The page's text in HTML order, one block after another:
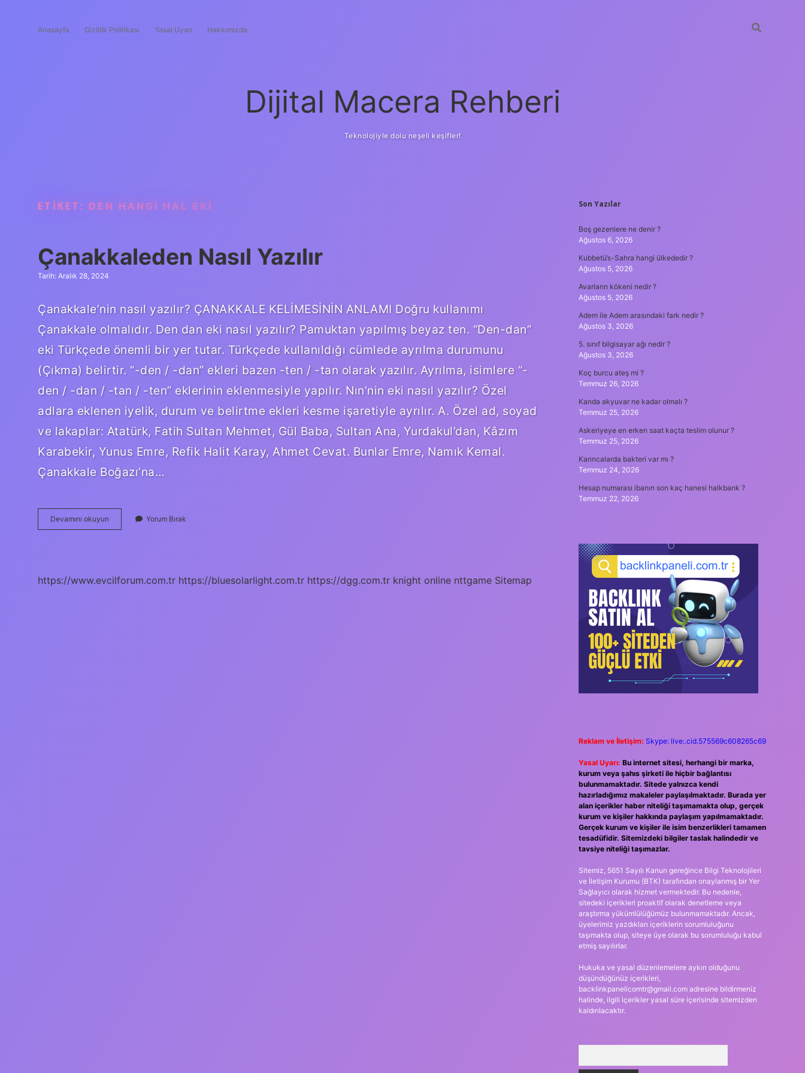
Anasayfa Gizlilik Politikası Yasal Uyarı Hakkımızda
Dijital Macera Rehberi
Teknolojiyle dolu neşeli keşifler!
ETIKET: DEN HANGI HAL EKI
Çanakkaleden Nasıl Yazılır
Tarih: Aralık 28, 2024
Çanakkale’nin nasıl yazılır? ÇANAKKALE KELİMESİNİN ANLAMI Doğru kullanımı
Çanakkale olmalıdır. Den dan eki nasıl yazılır? Pamuktan yapılmış beyaz ten. “Den-dan”
eki Türkçede önemli bir yer tutar. Türkçede kullanıldığı cümlede ayrılma durumunu
(Çıkma) belirtir. “-den / -dan” ekleri bazen -ten / -tan olarak yazılır. Ayrılma, isimlere “-
den / -dan / -tan / -ten” eklerinin eklenmesiyle yapılır. Nın’nin eki nasıl yazılır? Özel
adlara eklenen iyelik, durum ve belirtme ekleri kesme işaretiyle ayrılır. A. Özel ad, soyad
ve lakaplar: Atatürk, Fatih Sultan Mehmet, Gül Baba, Sultan Ana, Yurdakul’dan, Kâzım
Karabekir, Yunus Emre, Refik Halit Karay, Ahmet Cevat. Bunlar Emre, Namık Kemal.
Çanakkale Boğazı’na…
Devamını okuyun Çanakkaleden
Nasıl
Yorum Bırak
https://www.evcilforum.com.tr https://bluesolarlight.com.tr https://dgg.com.tr knight online nttgame Sitemap
SIDEBAR
Son Yazılar
Boş gezenlere ne denir ?
Ağustos 6, 2026
Kubbetü’s-Sahra hangi ülkededir ?
Ağustos 5, 2026
Avarların kökeni nedir ?
Ağustos 5, 2026
Adem ile Adem arasındaki fark nedir ?
Ağustos 3, 2026
5. sınıf bilgisayar ağı nedir ?
Ağustos 3, 2026
Koç burcu ateş mi ?
Temmuz 26, 2026
Kanda akyuvar ne kadar olmalı ?
Temmuz 25, 2026
Askeriyeye en erken saat kaçta teslim olunur ?
Temmuz 25, 2026
Karıncalarda bakteri var mı ?
Temmuz 24, 2026
Hesap numarası ibanın son kaç hanesi halkbank ?
Temmuz 22, 2026
Reklam ve İletişim: Skype: live:.cid.575569c608265c69
Yasal Uyarı: Bu internet sitesi, herhangi bir marka,
kurum veya şahıs şirketi ile hiçbir bağlantısı
bulunmamaktadır. Sitede yalnızca kendi
hazırladığımız makaleler paylaşılmaktadır. Burada yer
alan içerikler haber niteliği taşımamakta olup, gerçek
kurum ve kişiler hakkında paylaşım yapılmamaktadır.
Gerçek kurum ve kişiler ile isim benzerlikleri tamamen
tesadüfidir. Sitemizdeki bilgiler taslak halindedir ve
tavsiye niteliği taşımazlar.
Sitemiz, 5651 Sayılı Kanun gereğince Bilgi Teknolojileri
ve İletişim Kurumu (BTK) tarafından onaylanmış bir Yer
Sağlayıcı olarak hizmet vermektedir. Bu nedenle,
sitedeki içerikleri proaktif olarak denetleme veya
araştırma yükümlülüğümüz bulunmamaktadır. Ancak,
üyelerimiz yazdıkları içeriklerin sorumluluğunu
taşımakta olup, siteye üye olarak bu sorumluluğu kabul
etmiş sayılırlar.
Hukuka ve yasal düzenlemelere aykırı olduğunu
düşündüğünüz içerikleri,
backlinkpanelicomtr@gmail.comadresine bildirmeniz
halinde, ilgili içerikler yasal süre içerisinde sitemizden
kaldırılacaktır.